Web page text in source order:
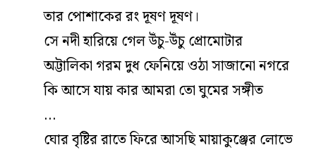
তার পোশাকের রং দূষণ দূষণ।
সে নদী হারিয়ে গেল উঁচু-উঁচু প্রোমোটার
অট্টালিকা গরম দুধ ফেনিয়ে ওঠা সাজানো নগরে
কি আসে যায় কার আমরা তো ঘুমের সঙ্গীত
…
ঘোর বৃষ্টির রাতে ফিরে আসছি মায়াকুঞ্জের লোভে